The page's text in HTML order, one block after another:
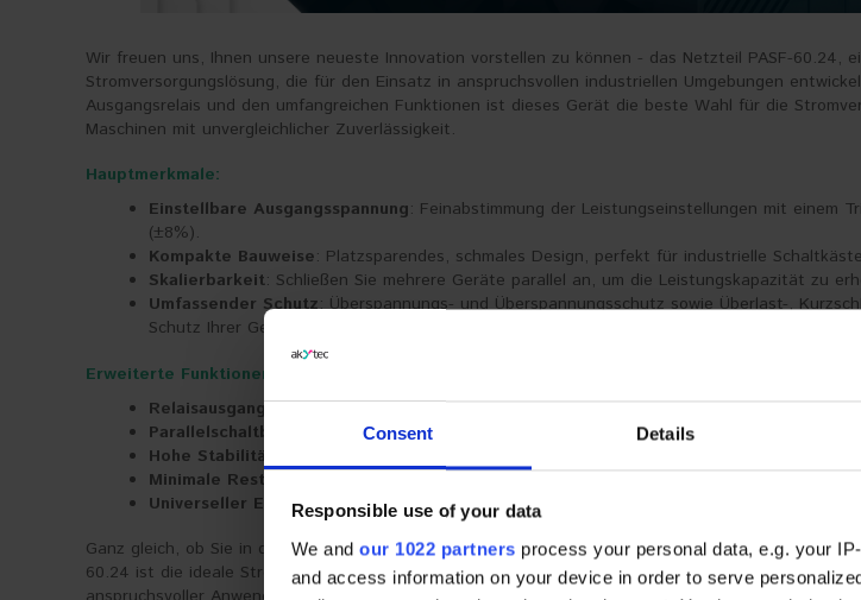
Consent Details
Responsible use of your data
We and our 1022 partners process your personal data, e.g. your
and access information on your device in order to serve
Wir freuen uns, Ihnen unsere neueste Innovation vorstellen zu können - das Netzteil PASF-60.24,
Stromversorgungslösung, die für den Einsatz in anspruchsvollen industriellen Umgebungen
Ausgangsrelais und den umfangreichen Funktionen ist dieses Gerät die beste Wahl für die
Maschinen mit unvergleichlicher Zuverlässigkeit.
Hauptmerkmale:
Einstellbare Ausgangsspannung: Feinabstimmung der Leistungseinstellungen mit einem
(±8%).
Kompakte Bauweise: Platzsparendes, schmales Design, perfekt für industrielle
Skalierbarkeit: Schließen Sie mehrere Geräte parallel an, um die Leistungskapazität zu
Umfassender Schutz: Überspannungs- und Überspannungsschutz sowie Überlast-,
Schutz Ihrer Geräte.
Erweiterte Funktionen:
Relaisausgang für Alarmbenachrichtigungen: Hält Sie über alle Probleme auf dem
Parallelschaltbarkeit
: Gewährleistet Stromredundanz für unterbrechungsfreien Betrieb.
Hohe Stabilität
Minimale Restwelligkeit
Universeller Eingangsspannungsbereich: Sorgt für Vielseitigkeit bei den
Ganz gleich, ob Sie in der industriellen Automatisierung, in der Fertigung oder beim Betrieb
60.24 ist die ideale Stromversorgungslösung für Effizienz und Zuverlässigkeit. Dieses Gerät wurde